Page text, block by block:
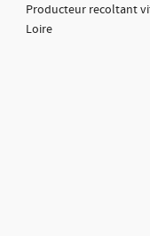
Producteur recoltant
Loire